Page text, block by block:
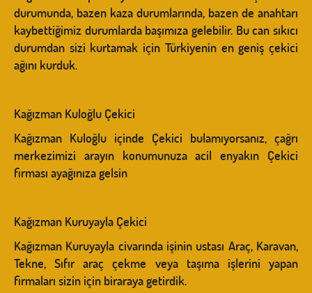
durumunda, bazen kaza durumlarında, bazen de anahtarı
kaybettiğimiz durumlarda başımıza gelebilir. Bu can sıkıcı
durumdan sizi kurtamak için Türkiyenin en geniş çekici
ağını kurduk.
Kağızman Kuloğlu Çekici
Kağızman Kuloğlu içinde Çekici bulamıyorsanız, çağrı
merkezimizi arayın konumunuza acil enyakın Çekici
firması ayağınıza gelsin
Kağızman Kuruyayla Çekici
Kağızman Kuruyayla civarında işinin ustası Araç, Karavan,
Tekne, Sıfır araç çekme veya taşıma işlerini yapan
firmaları sizin için biraraya getirdik.